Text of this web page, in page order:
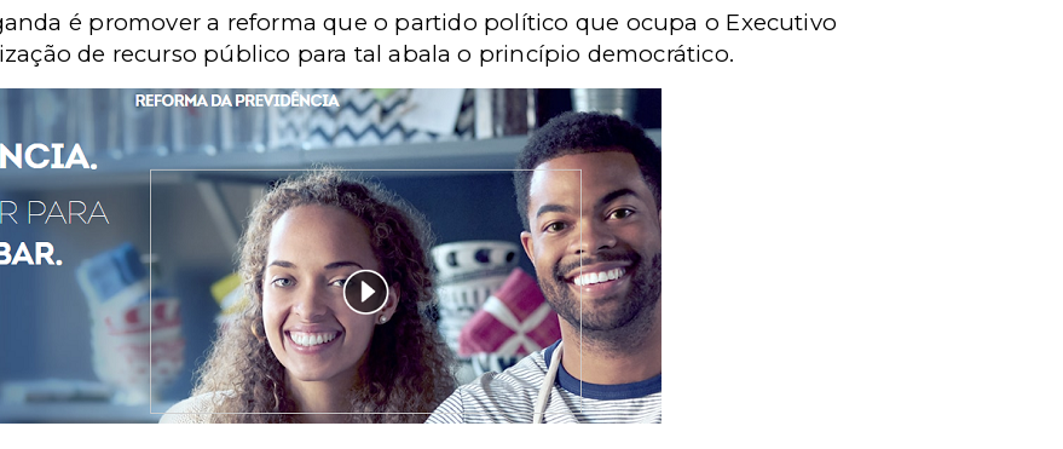
é promover a reforma que o partido político que ocupa o Executivo
de recurso público para tal abala o princípio democrático.